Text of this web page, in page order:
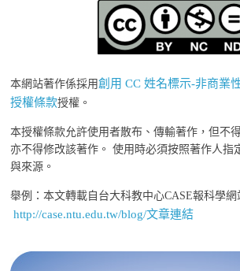
本網站著作係採用創用 CC 姓名標示-非商業
授權條款授權。
本授權條款允許使用者散布、傳輸著作，但不
亦不得修改該著作。 使用時必須按照著作人指
與來源。
舉例：本文轉載自台大科教中心CASE報科學網
http://case.ntu.edu.tw/blog/文章連結